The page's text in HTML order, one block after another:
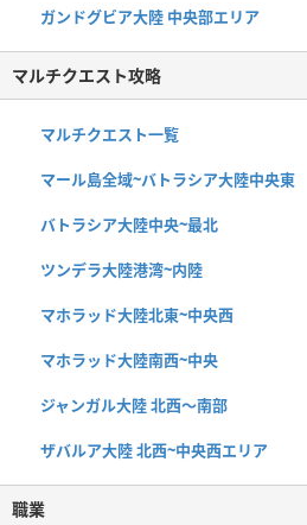
ガンドグビア大陸 中央部エリア
マルチクエスト攻略
マルチクエスト一覧
マール島全域~バトラシア大陸中央東
バトラシア大陸中央~最北
ツンデラ大陸港湾~内陸
マホラッド大陸北東~中央西
マホラッド大陸南西~中央
ジャンガル大陸 北西〜南部
ザバルア大陸 北西~中央西エリア
職業